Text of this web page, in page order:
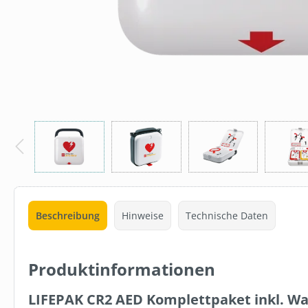
Beschreibung Hinweise Technische Daten
Produktinformationen
LIFEPAK CR2 AED Komplettpaket inkl.
MITTEL, 1